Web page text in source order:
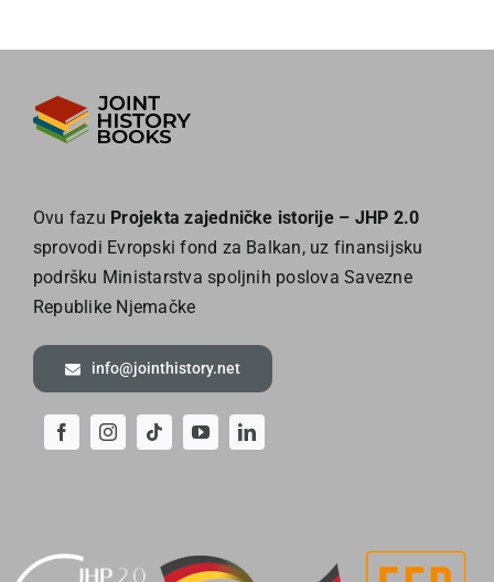
Ovu fazu Projekta zajedničke istorije – JHP 2.0
sprovodi Evropski fond za Balkan, uz finansijsku
podršku Ministarstva spoljnih poslova Savezne
Republike Njemačke
info@jointhistory.net